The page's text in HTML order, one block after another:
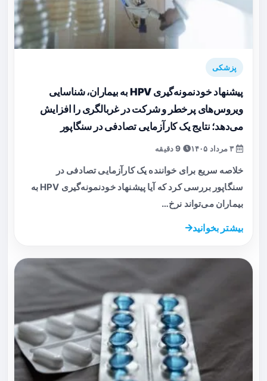
پزشکی
پیشنهاد خودنمونه‌گیری HPV به بیماران، شناسایی
ویروس‌های پرخطر و شرکت در غربالگری را افزایش
می‌دهد؛ نتایج یک کارآزمایی تصادفی در سنگاپور
خلاصه سریع برای خواننده یک کارآزمایی تصادفی در
سنگاپور بررسی کرد که آیا پیشنهاد خودنمونه‌گیری HPV به
بیماران می‌تواند نرخ…
بیشتر بخوانید